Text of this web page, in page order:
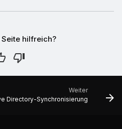
hilfreich?
Weiter
Directory-Synchronisierung